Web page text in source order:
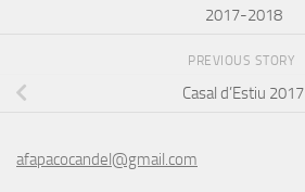
2017-2018
PREVIOUS STORY
Casal d’Estiu 2017
afapacocandel@gmail.com